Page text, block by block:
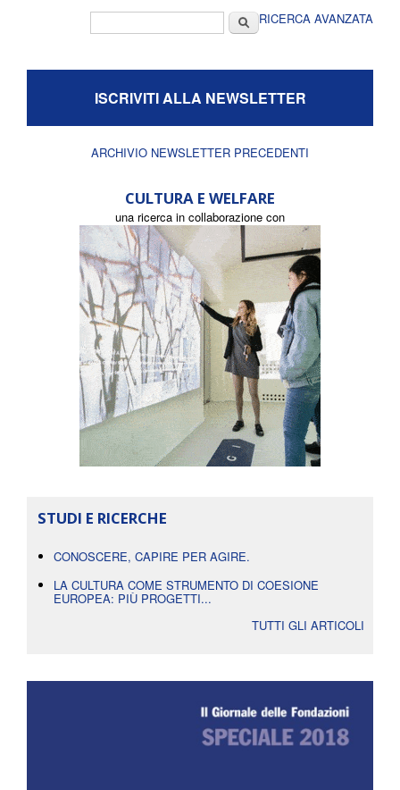
CercaRICERCA AVANZATA
ISCRIVITI ALLA NEWSLETTER
ARCHIVIO NEWSLETTER PRECEDENTI
CULTURA E WELFARE
una ricerca in collaborazione con
STUDI E RICERCHE
CONOSCERE, CAPIRE PER AGIRE.
LA CULTURA COME STRUMENTO DI COESIONE
EUROPEA: PIÙ PROGETTI...
TUTTI GLI ARTICOLI